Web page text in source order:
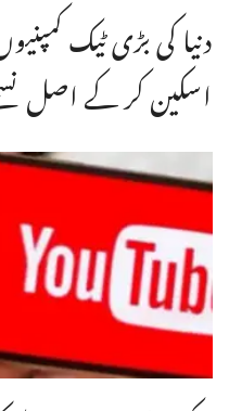
دنیا کی بڑی ٹیک
اسکین کر کے اصل